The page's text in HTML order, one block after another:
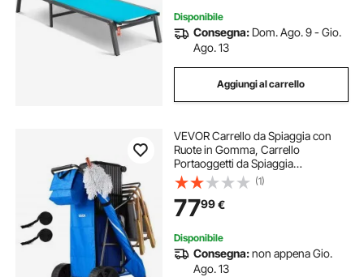
Disponibile
Consegna: Dom. Ago. 9 - Gio.
Ago. 13
Aggiungi al carrello
VEVOR Carrello da Spiaggia con
Ruote in Gomma, Carrello
Portaoggetti da Spiaggia
Pieghevole Carico 75 kg con Borsa
Termica per Campeggio Pesca
Feste a Mare, Carretto per
Trasporto Utensili da Mare
(1)
7799€
Disponibile
Consegna:non appena Gio.
Ago. 13